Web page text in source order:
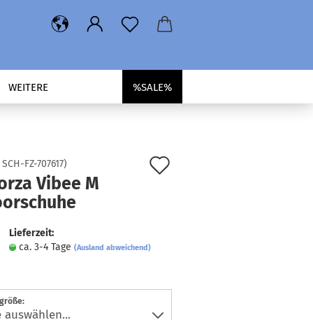
%SALE%
WEITERE
SCH-FZ-707617)
Vibee M
Lieferzeit:
ca. 3-4 Tage (Ausland abweichend)